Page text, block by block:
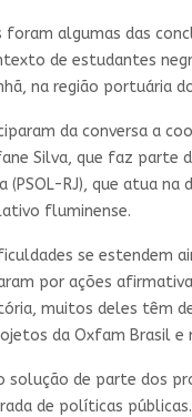
foram algumas das
de estudantes
na região portuária
da conversa a
Silva, que faz parte
(PSOL-RJ), que atua
fluminense.
se estendem
por ações
muitos deles têm
da Oxfam Brasil e
solução de parte dos
de políticas públicas.